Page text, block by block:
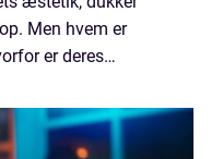
Men hvem er
er deres